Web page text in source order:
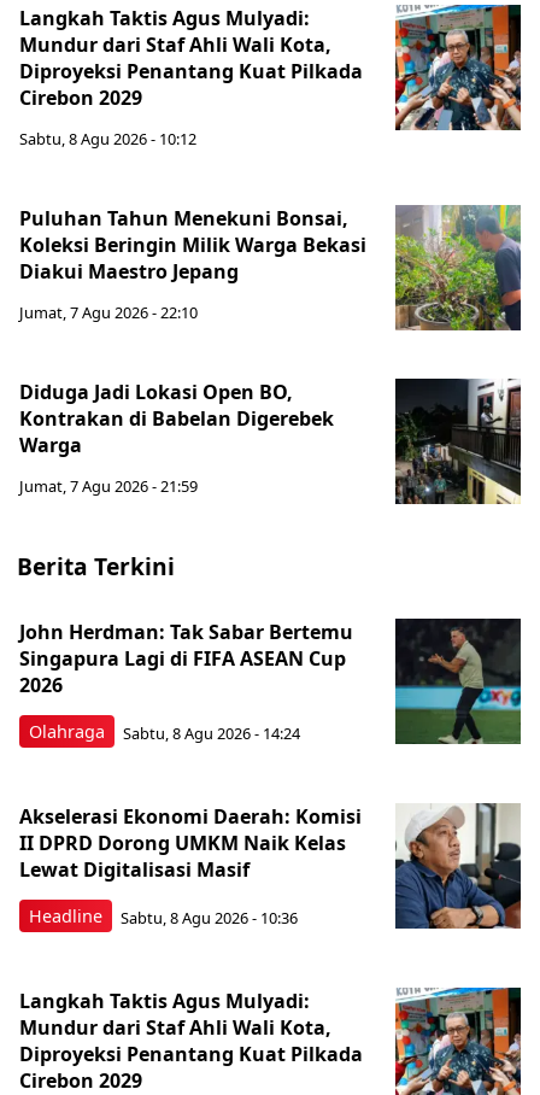
Langkah Taktis Agus Mulyadi:
Mundur dari Staf Ahli Wali Kota,
Diproyeksi Penantang Kuat Pilkada
Cirebon 2029
Sabtu, 8 Agu 2026 - 10:12
Puluhan Tahun Menekuni Bonsai,
Koleksi Beringin Milik Warga Bekasi
Diakui Maestro Jepang
Jumat, 7 Agu 2026 - 22:10
Diduga Jadi Lokasi Open BO,
Kontrakan di Babelan Digerebek
Warga
Jumat, 7 Agu 2026 - 21:59
Berita Terkini
Olahraga
John Herdman: Tak Sabar Bertemu
Singapura Lagi di FIFA ASEAN Cup
2026
Sabtu, 8 Agu 2026 - 14:24
Headline
Akselerasi Ekonomi Daerah: Komisi
II DPRD Dorong UMKM Naik Kelas
Lewat Digitalisasi Masif
Sabtu, 8 Agu 2026 - 10:36
Langkah Taktis Agus Mulyadi:
Mundur dari Staf Ahli Wali Kota,
Diproyeksi Penantang Kuat Pilkada
Cirebon 2029